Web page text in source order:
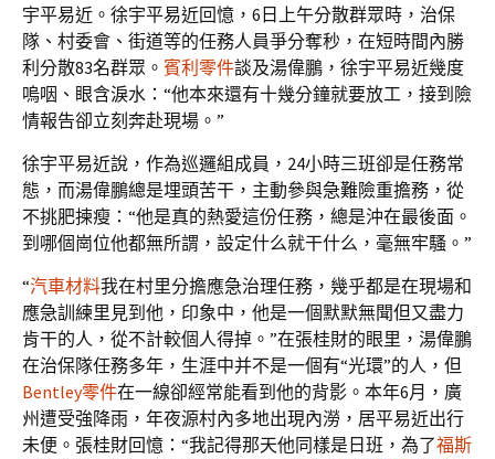
宇平易近。徐宇平易近回憶，6日上午分散群眾時，治保
隊、村委會、街道等的任務人員爭分奪秒，在短時間內勝
利分散83名群眾。 賓利零件談及湯偉鵬，徐宇平易近幾度
嗚咽、眼含淚水：“他本來還有十幾分鐘就要放工，接到險
情報告卻立刻奔赴現場。”
徐宇平易近說，作為巡邏組成員，24小時三班卻是任務常
態，而湯偉鵬總是埋頭苦干，主動參與急難險重擔務，從
不挑肥揀瘦：“他是真的熱愛這份任務，總是沖在最後面。
到哪個崗位他都無所謂，設定什么就干什么，毫無牢騷。”
“汽車材料我在村里分擔應急治理任務，幾乎都是在現場和
應急訓練里見到他，印象中，他是一個默默無聞但又盡力
肯干的人，從不計較個人得掉。”在張桂財的眼里，湯偉鵬
在治保隊任務多年，生涯中并不是一個有“光環”的人，但
Bentley零件在一線卻經常能看到他的背影。本年6月，廣
州遭受強降雨，年夜源村內多地出現內澇，居平易近出行
未便。張桂財回憶：“我記得那天他同樣是日班，為了福斯